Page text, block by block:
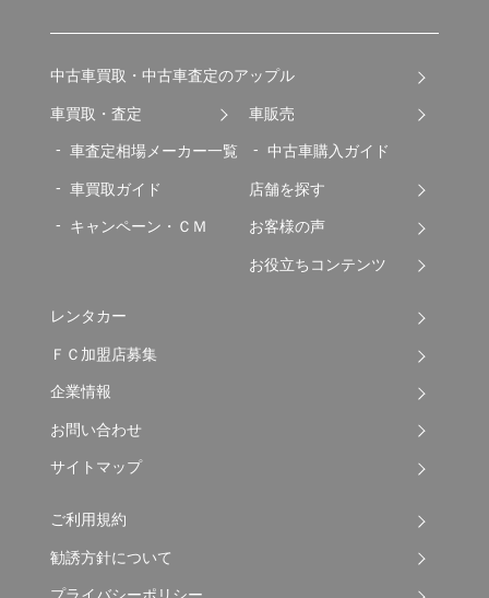
中古車買取・中古車査定のアップル
車買取・査定
車査定相場メーカー一覧
車買取ガイド
キャンペーン・ＣＭ
車販売
中古車購入ガイド
店舗を探す
お客様の声
お役立ちコンテンツ
レンタカー
ＦＣ加盟店募集
企業情報
お問い合わせ
サイトマップ
ご利用規約
勧誘方針について